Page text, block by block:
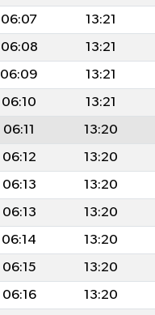
06:07 13:21
06:08 13:21
06:09 13:21
06:10 13:21
06:11 13:20
06:12 13:20
06:13 13:20
06:13 13:20
06:14 13:20
06:15 13:20
06:16 13:20